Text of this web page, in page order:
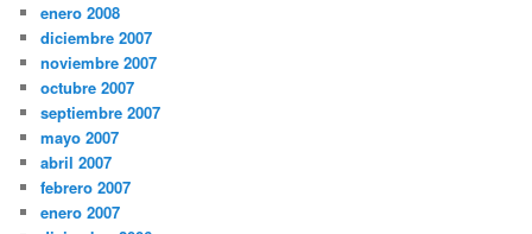
enero 2008
diciembre 2007
noviembre 2007
octubre 2007
septiembre 2007
mayo 2007
abril 2007
febrero 2007
enero 2007